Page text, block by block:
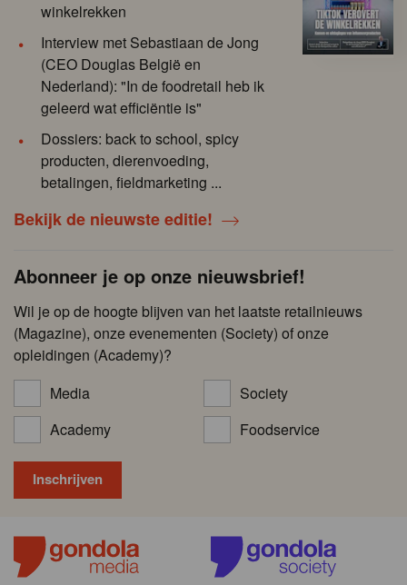
winkelrekken
Interview met Sebastiaan de Jong
(CEO Douglas België en
Nederland): "In de foodretail heb ik
geleerd wat efficiëntie is"
Dossiers: back to school, spicy
producten, dierenvoeding,
betalingen, fieldmarketing ...
Bekijk de nieuwste editie!
Abonneer je op onze nieuwsbrief!
Wil je op de hoogte blijven van het laatste retailnieuws
(Magazine), onze evenementen (Society) of onze
opleidingen (Academy)?
Media
Society
Academy
Foodservice